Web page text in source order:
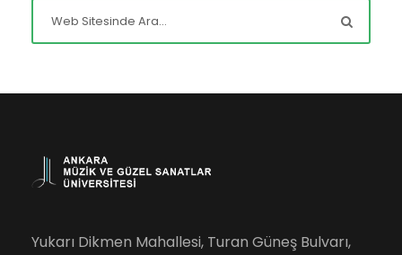
Yukarı Dikmen Mahallesi, Turan Güneş Bulvarı,